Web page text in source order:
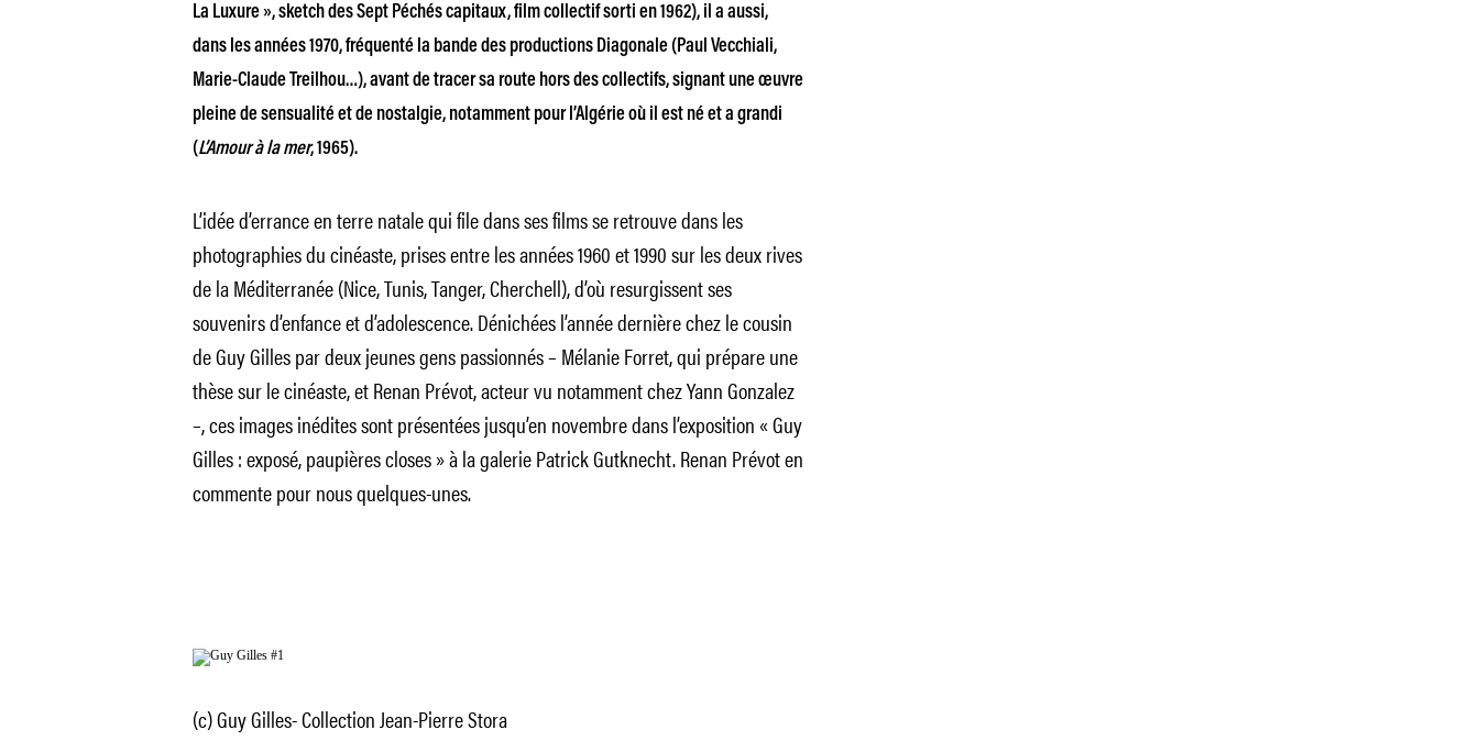
La Luxure », sketch des Sept Péchés capitaux, film collectif sorti en 1962), il a aussi,
dans les années 1970, fréquenté la bande des productions Diagonale (Paul Vecchiali,
Marie-Claude Treilhou…), avant de tracer sa route hors des collectifs, signant une œuvre
pleine de sensualité et de nostalgie, notamment pour l’Algérie où il est né et a grandi
(L’Amour à la mer, 1965).
L’idée d’errance en terre natale qui file dans ses films se retrouve dans les
photographies du cinéaste, prises entre les années 1960 et 1990 sur les deux rives
de la Méditerranée (Nice, Tunis, Tanger, Cherchell), d’où resurgissent ses
souvenirs d’enfance et d’adolescence. Dénichées l’année dernière chez le cousin
de Guy Gilles par deux jeunes gens passionnés – Mélanie Forret, qui prépare une
thèse sur le cinéaste, et Renan Prévot, acteur vu notamment chez Yann Gonzalez
–, ces images inédites sont présentées jusqu’en novembre dans l’exposition « Guy
Gilles : exposé, paupières closes » à la galerie Patrick Gutknecht. Renan Prévot en
commente pour nous quelques-unes.
(c) Guy Gilles- Collection Jean-Pierre Stora